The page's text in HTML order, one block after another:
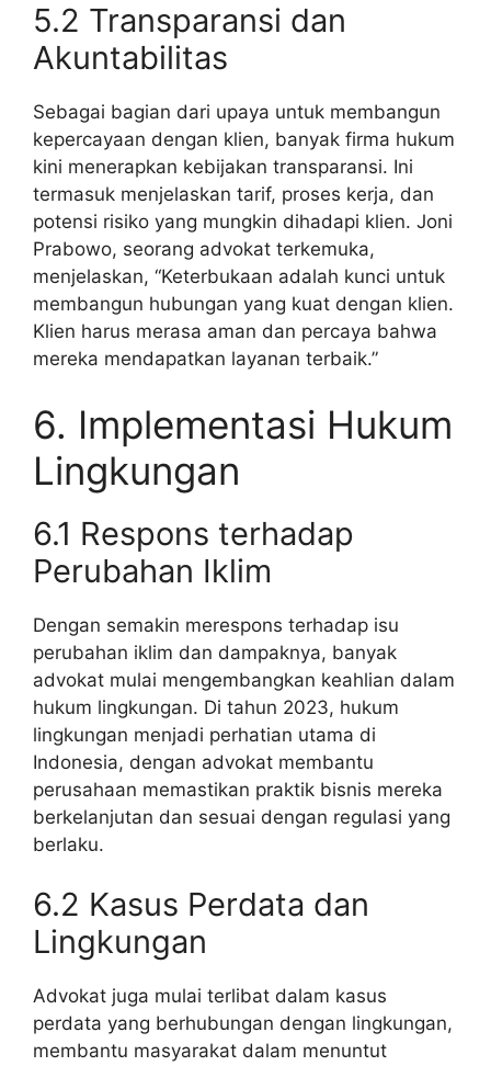
5.2 Transparansi dan
Akuntabilitas
Sebagai bagian dari upaya untuk membangun
kepercayaan dengan klien, banyak firma hukum
kini menerapkan kebijakan transparansi. Ini
termasuk menjelaskan tarif, proses kerja, dan
potensi risiko yang mungkin dihadapi klien. Joni
Prabowo, seorang advokat terkemuka,
menjelaskan, “Keterbukaan adalah kunci untuk
membangun hubungan yang kuat dengan klien.
Klien harus merasa aman dan percaya bahwa
mereka mendapatkan layanan terbaik.”
6. Implementasi Hukum
Lingkungan
6.1 Respons terhadap
Perubahan Iklim
Dengan semakin merespons terhadap isu
perubahan iklim dan dampaknya, banyak
advokat mulai mengembangkan keahlian dalam
hukum lingkungan. Di tahun 2023, hukum
lingkungan menjadi perhatian utama di
Indonesia, dengan advokat membantu
perusahaan memastikan praktik bisnis mereka
berkelanjutan dan sesuai dengan regulasi yang
berlaku.
6.2 Kasus Perdata dan
Lingkungan
Advokat juga mulai terlibat dalam kasus
perdata yang berhubungan dengan lingkungan,
membantu masyarakat dalam menuntut